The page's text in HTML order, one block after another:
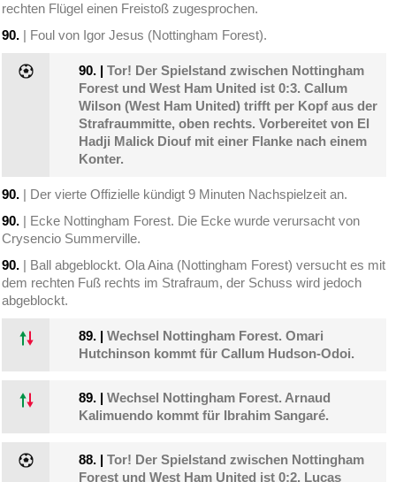
rechten Flügel einen Freistoß zugesprochen.
90. | Foul von Igor Jesus (Nottingham Forest).
90. |Tor! Der Spielstand zwischen Nottingham
Forest und West Ham United ist 0:3. Callum
Wilson (West Ham United) trifft per Kopf aus der
Strafraummitte, oben rechts. Vorbereitet von El
Hadji Malick Diouf mit einer Flanke nach einem
Konter.
90. | Der vierte Offizielle kündigt 9 Minuten Nachspielzeit an.
90. | Ecke Nottingham Forest. Die Ecke wurde verursacht von
Crysencio Summerville.
90. | Ball abgeblockt. Ola Aina (Nottingham Forest) versucht es mit
dem rechten Fuß rechts im Strafraum, der Schuss wird jedoch
abgeblockt.
89. |Wechsel Nottingham Forest. Omari
Hutchinson kommt für Callum Hudson-Odoi.
89. |Wechsel Nottingham Forest. Arnaud
Kalimuendo kommt für Ibrahim Sangaré.
88. |Tor! Der Spielstand zwischen Nottingham
Forest und West Ham United ist 0:2. Lucas